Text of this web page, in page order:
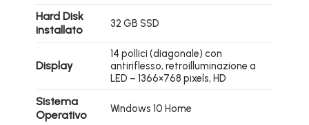
Hard Disk
installato
32 GB SSD
Display
14 pollici (diagonale) con
antiriflesso, retroilluminazione a
LED – 1366×768 pixels, HD
Sistema
Operativo
Windows 10 Home